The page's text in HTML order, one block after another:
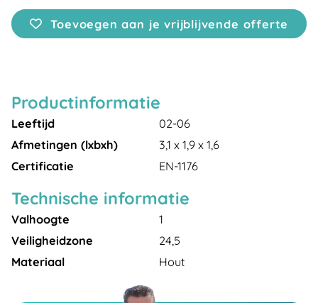
Toevoegen aan je vrijblijvende offerte
Productinformatie
Leeftijd
02-06
Afmetingen (lxbxh)
3,1 x 1,9 x 1,6
Certificatie
EN-1176
Technische informatie
Valhoogte
1
Veiligheidzone
24,5
Materiaal
Hout